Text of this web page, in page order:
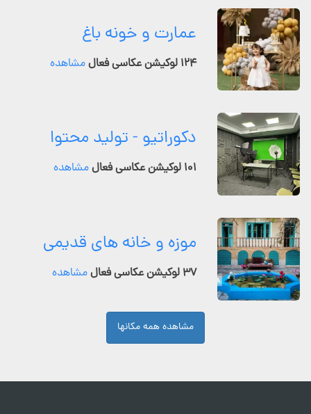
عمارت و خونه باغ
۱۲۴ لوکیشن عکاسی فعال مشاهده
دکوراتیو - تولید محتوا
۱۰۱ لوکیشن عکاسی فعال مشاهده
موزه و خانه های قدیمی
۳۷ لوکیشن عکاسی فعال مشاهده
مشاهده همه مکانها